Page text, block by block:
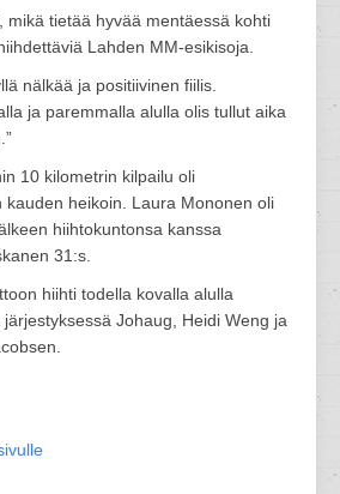
mikä tietää hyvää mentäessä kohti
Lahden MM-esikisoja.
nälkää ja positiivinen fiilis.
ja paremmalla alulla olis tullut aika
10 kilometrin kilpailu oli
kauden heikoin. Laura Mononen oli
hiihtokuntonsa kanssa
31:s.
hiihti todella kovalla alulla
Johaug, Heidi Weng ja